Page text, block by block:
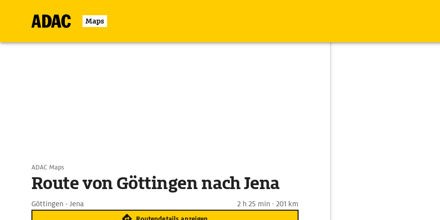
Maps
ADAC Maps
Route von Göttingen nach Jena
Göttingen - Jena 2 h 25 min · 201 km